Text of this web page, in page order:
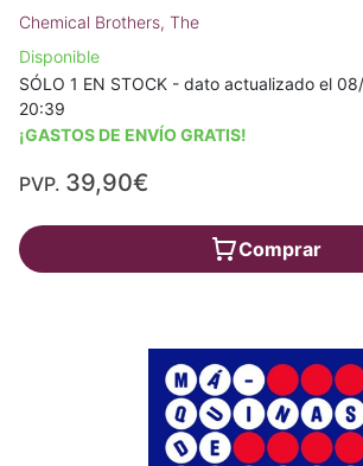
Chemical Brothers, The
Disponible
SÓLO 1 EN STOCK - dato actualizado el
20:39
¡GASTOS DE ENVÍO GRATIS!
PVP. 39,90€
Comprar